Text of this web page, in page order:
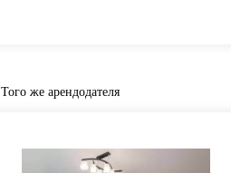
Того же арендодателя